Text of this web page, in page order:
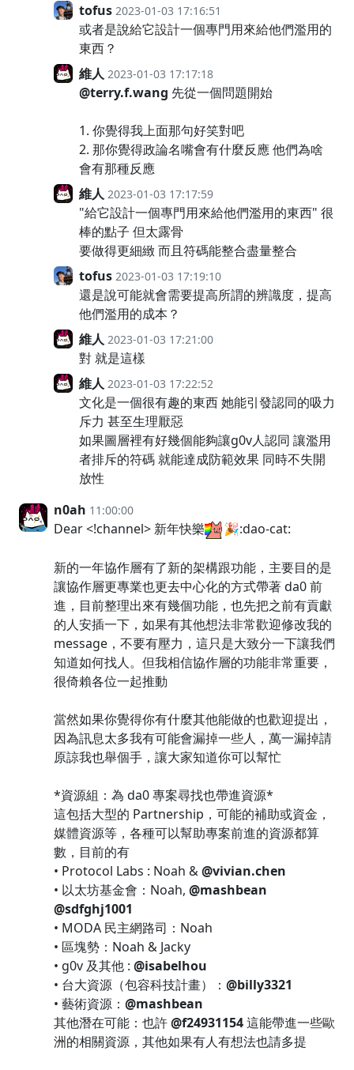
tofus 2023-01-03 17:16:51
或者是說給它設計一個專門用來給他們濫用的
東西？
維人 2023-01-03 17:17:18
@terry.f.wang 先從一個問題開始
1. 你覺得我上面那句好笑對吧
2. 那你覺得政論名嘴會有什麼反應 他們為啥
會有那種反應
維人 2023-01-03 17:17:59
"給它設計一個專門用來給他們濫用的東西" 很
棒的點子 但太露骨
要做得更細緻 而且符碼能整合盡量整合
tofus 2023-01-03 17:19:10
還是說可能就會需要提高所謂的辨識度，提高
他們濫用的成本？
維人 2023-01-03 17:21:00
對 就是這樣
維人 2023-01-03 17:22:52
文化是一個很有趣的東西 她能引發認同的吸力
斥力 甚至生理厭惡
如果圖層裡有好幾個能夠讓g0v人認同 讓濫用
者排斥的符碼 就能達成防範效果 同時不失開
放性
n0ah 11:00:00
Dear <!channel> 新年快樂 🎉:dao-cat:
新的一年協作層有了新的架構跟功能，主要目的是
讓協作層更專業也更去中心化的方式帶著 da0 前
進，目前整理出來有幾個功能，也先把之前有貢獻
的人安插一下，如果有其他想法非常歡迎修改我的
message，不要有壓力，這只是大致分一下讓我們
知道如何找人。但我相信協作層的功能非常重要，
很倚賴各位一起推動
當然如果你覺得你有什麼其他能做的也歡迎提出，
因為訊息太多我有可能會漏掉一些人，萬一漏掉請
原諒我也舉個手，讓大家知道你可以幫忙
*資源組：為 da0 專案尋找也帶進資源*
這包括大型的 Partnership，可能的補助或資金，
媒體資源等，各種可以幫助專案前進的資源都算
數，目前的有
• Protocol Labs : Noah &@vivian.chen
• 以太坊基金會：Noah, @mashbean
@sdfghj1001
• MODA 民主網路司：Noah
• 區塊勢：Noah & Jacky
• g0v 及其他 : @isabelhou
• 台大資源（包容科技計畫）： @billy3321
• 藝術資源： @mashbean
其他潛在可能：也許@f24931154這能帶進一些歐
洲的相關資源，其他如果有人有想法也請多提